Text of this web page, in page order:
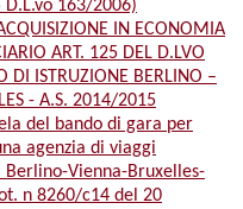
163/2006)
IN ECONOMIA
ART. 125 DEL D.LVO
DI ISTRUZIONE BERLINO –
- A.S. 2014/2015
del bando di gara per
agenzia di viaggi
Berlino-Vienna-Bruxelles-
n 8260/c14 del 20